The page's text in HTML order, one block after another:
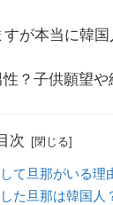
が本当に韓国
？子供願望や
次
て旦那がいる理
た旦那は韓国人